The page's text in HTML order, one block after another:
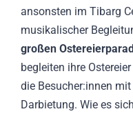
ansonsten im Tibarg
musikalischer
großen
begleiten ihre
die Besucher:innen
Darbietung. Wie es